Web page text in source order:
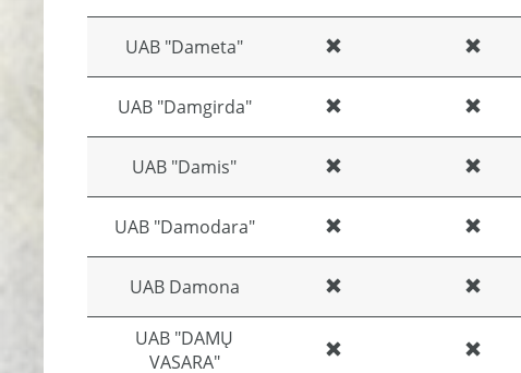
UAB "Dameta"
UAB "Damgirda"
UAB "Damis"
UAB "Damodara"
UAB Damona
UAB "DAMŲ
VASARA"